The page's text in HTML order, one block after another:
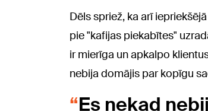
Dēls spriež, ka arī
pie "kafijas piekabītes"
ir mierīga un apkalpo
nebija domājis par kopīgu
Es nekad